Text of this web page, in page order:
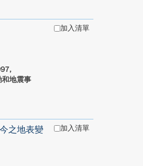
和地震事
加入清單
之地表變
加入清單